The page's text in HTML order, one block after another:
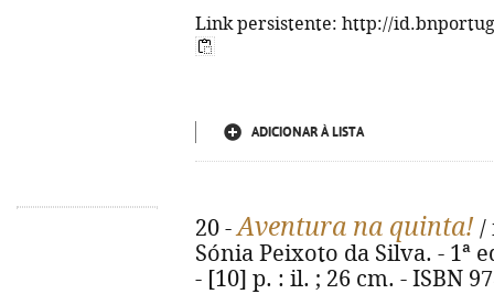
Link persistente: http://
ADICIONAR À LISTA
20 -Aventura na quinta! /
Sónia Peixoto da Silva. - 1ª
- [10] p. : il. ; 26 cm. - ISBN